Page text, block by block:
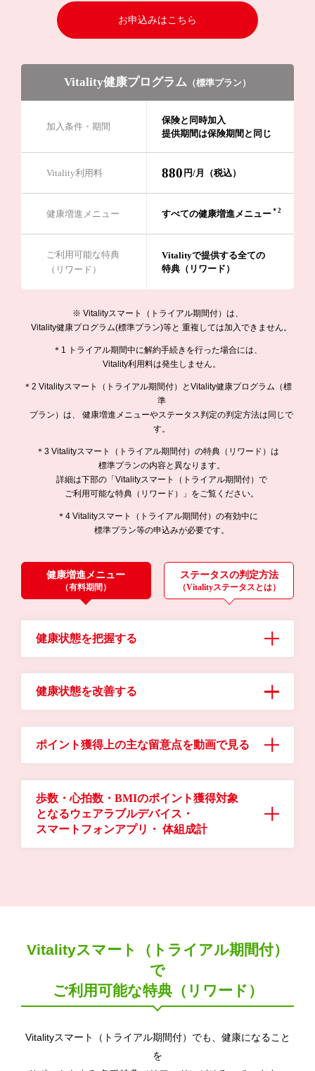
お申込みはこちら
Vitality健康プログラム （標準プラン）
加入条件・期間
保険と同時加入
提供期間は保険期間と同じ
Vitality利用料 880 円/月（税込）
健康増進メニュー すべての健康増進メニュー ＊2
ご利用可能な特典
（リワード）
Vitalityで提供する全ての
特典（リワード）
※ Vitalityスマート（トライアル期間付）は、
Vitality健康プログラム(標準プラン)等と 重複しては加入できません。
＊1 トライアル期間中に解約手続きを行った場合には、
Vitality利用料は発生しません。
＊2 Vitalityスマート（トライアル期間付）とVitality健康プログラム（標
準
プラン）は、
健康増進メニューやステータス判定の判定方法は同じで
す。
＊3 Vitalityスマート（トライアル期間付）の特典（リワード）は
標準プランの内容と異なります。
詳細は下部の「Vitalityスマート（トライアル期間付）で
ご利用可能な特典（リワード）」をご覧ください。
＊4 Vitalityスマート（トライアル期間付）の有効中に
標準プラン等の申込みが必要です。
健康増進メニュー
（有料期間）
ステータスの判定方法
（Vitalityステータスとは）
健康状態を把握する
健康状態を改善する
ポイント獲得上の主な留意点を動画で見る
歩数・心拍数・BMIのポイント獲得対象
となるウェアラブルデバイス・
スマートフォンアプリ・ 体組成計
Vitalityスマート（トライアル期間付）
で
ご利用可能な特典（リワード）
Vitalityスマート（トライアル期間付）でも、健康になること
を